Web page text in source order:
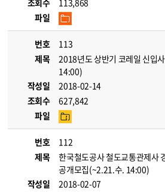
조회수
113,868
파일
번호
113
제목
2018년도 상반기 코레일 신입
14:00)
작성일
2018-02-14
조회수
627,842
파일
번호
112
제목
한국철도공사 철도교통관제사
공개모집(~2.21.수. 14:00)
작성일
2018-02-07